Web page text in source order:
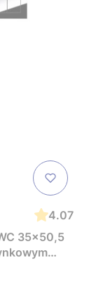
4.07
35x50,5